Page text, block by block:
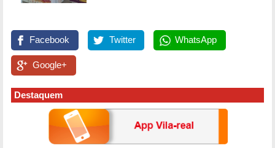
Facebook Twitter WhatsApp
Google+
Destaquem